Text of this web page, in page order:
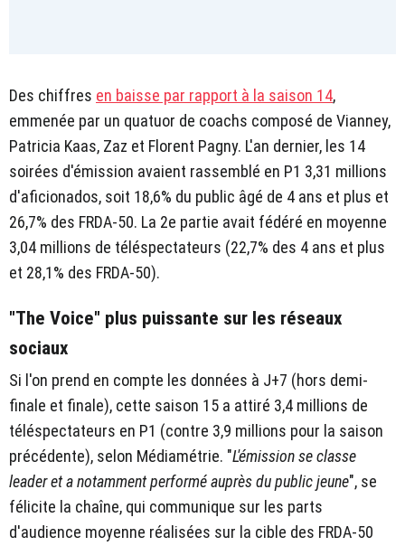
Des chiffres en baisse par rapport à la saison 14,
emmenée par un quatuor de coachs composé de Vianney,
Patricia Kaas, Zaz et Florent Pagny. L'an dernier, les 14
soirées d'émission avaient rassemblé en P1 3,31 millions
d'aficionados, soit 18,6% du public âgé de 4 ans et plus et
26,7% des FRDA-50. La 2e partie avait fédéré en moyenne
3,04 millions de téléspectateurs (22,7% des 4 ans et plus
et 28,1% des FRDA-50).
"The Voice" plus puissante sur les réseaux
sociaux
Si l'on prend en compte les données à J+7 (hors demi-
finale et finale), cette saison 15 a attiré 3,4 millions de
téléspectateurs en P1 (contre 3,9 millions pour la saison
précédente), selon Médiamétrie. "L'émission se classe
leader et a notamment performé auprès du public jeune", se
félicite la chaîne, qui communique sur les parts
d'audience moyenne réalisées sur la cible des FRDA-50